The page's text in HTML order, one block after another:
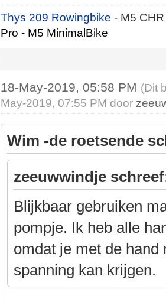
Thys 209 Rowingbike- M5
Pro - M5 MinimalBike
18-May-2019, 05:58 PM (Dit
May-2019, 07:55 PM door
Wim -de roetsende
zeeuwwindje
Blijkbaar gebruiken
pompje. Ik heb alle
omdat je met de hand
spanning kan krijgen.